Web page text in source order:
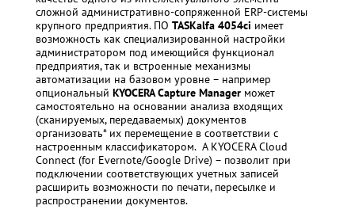
сложной административно-сопряженной ERP-системы
крупного предприятия. ПО TASKalfa 4054ci имеет
возможность как специализированной настройки
администратором под имеющийся функционал
предприятия, так и встроенные механизмы
автоматизации на базовом уровне – например
опциональный KYOCERA Capture Manager может
самостоятельно на основании анализа входящих
(сканируемых, передаваемых) документов
организовать* их перемещение в соответствии с
настроенным классификатором. А KYOCERA Cloud
Connect (for Evernote/Google Drive) – позволит при
подключении соответствующих учетных записей
расширить возможности по печати, пересылке и
распространении документов.